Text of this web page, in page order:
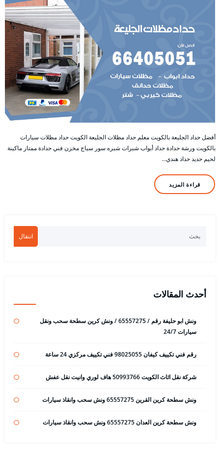
أفضل حداد الجليعة بالكويت معلم حداد مظلات الجليعة الكويت حداد مظلات سيارات
بالكويت ورشة حدادة حداد أبواب شبرات شبره سور سياج مخزن فني حدادة ممتاز ماكينة
لحيم حديد حداد هندي…
قراءة المزيد
انتقال
أحدث المقالات
ونش ابو حليفة رقم / 65557275 / ونش كرين سطحة سحب ونقل
سيارات 24/7
رقم فني تكييف كيفان 98025055 فني تكييف مركزي 24 ساعة
شركة نقل اثاث الكويت 50993766 هاف لوري وانيت نقل عفش
ونش سطحة كرين القرين 65557275 ونش سحب وانقاذ سيارات
ونش سطحة كرين العدان 65557275 ونش سحب وانقاذ سيارات